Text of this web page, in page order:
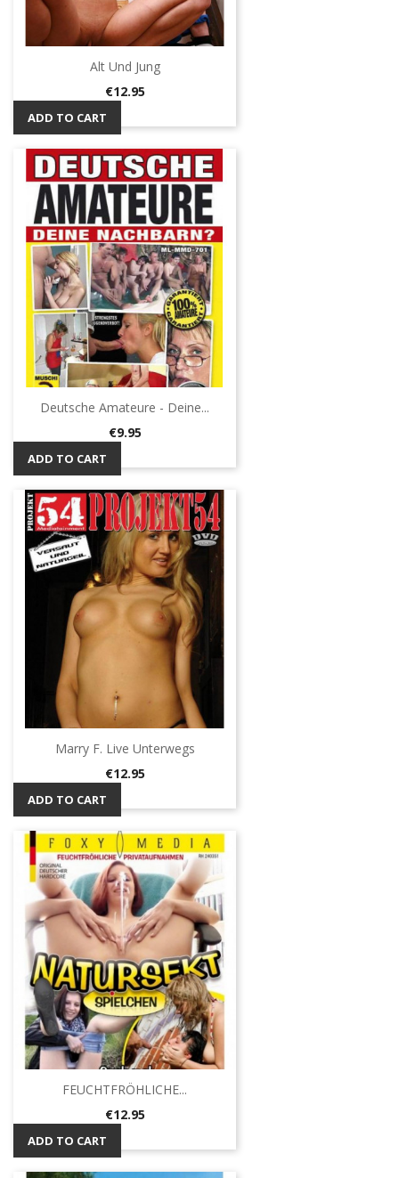
Alt Und Jung
Price
€12.95
ADD TO CART
Deutsche Amateure - Deine...
Price
€9.95
ADD TO CART
Marry F. Live Unterwegs
Price
€12.95
ADD TO CART
FEUCHTFRÖHLICHE...
Price
€12.95
ADD TO CART